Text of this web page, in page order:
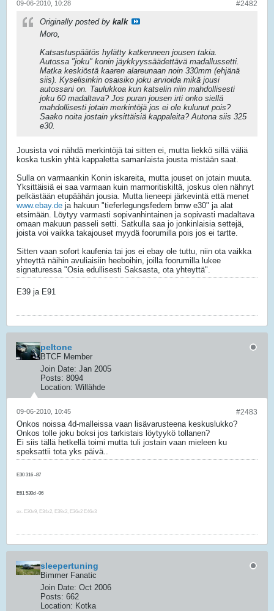
#2482
09-06-2010, 10:28
Originally posted by kalk
Moro,
Katsastuspäätös hylätty katkenneen jousen takia.
Autossa "joku" konin jäykkyyssäädettävä madallussetti.
Matka keskiöstä kaaren alareunaan noin 330mm (ehjänä
siis). Kyselisinkin osaisiko joku arvioida mikä jousi
autossani on. Taulukkoa kun katselin niin mahdollisesti
joku 60 madaltava? Jos puran jousen irti onko siellä
mahdollisesti jotain merkintöjä jos ei ole kulunut pois?
Saako noita jostain yksittäisiä kappaleita? Autona siis 325
e30.
Jousista voi nähdä merkintöjä tai sitten ei, mutta liekkö sillä väliä
koska tuskin yhtä kappaletta samanlaista jousta mistään saat.
Sulla on varmaankin Konin iskareita, mutta jouset on jotain muuta.
Yksittäisiä ei saa varmaan kuin marmoritiskiltä, joskus olen nähnyt
pelkästään etupäähän jousia. Mutta lieneepi järkevintä että menet
www.ebay.de ja hakuun "tieferlegungsfedern bmw e30" ja alat
etsimään. Löytyy varmasti sopivanhintainen ja sopivasti madaltava
omaan makuun passeli setti. Satkulla saa jo jonkinlaisia settejä,
joista voi vaikka takajouset myydä foorumilla pois jos ei tartte.
Sitten vaan sofort kaufenia tai jos ei ebay ole tuttu, niin ota vaikka
yhteyttä näihin avuliaisiin heeboihin, joilla foorumilla lukee
signaturessa "Osia edullisesti Saksasta, ota yhteyttä".
E39 ja E91
peltone
BTCF Member
Join Date: Jan 2005
Posts: 8094
Location: Willähde
#2483
09-06-2010, 10:45
Onkos noissa 4d-malleissa vaan lisävarusteena keskuslukko?
Onkos tolle joku boksi jos tarkistais löytyykö tollanen?
Ei siis tällä hetkellä toimi mutta tuli jostain vaan mieleen ku
speksattii tota yks päivä..
E30 316 -87
E61 530d -06
ex. E30x9, E34x2, E39x2, E36x2 E46x3
sleepertuning
Bimmer Fanatic
Join Date: Oct 2006
Posts: 662
Location: Kotka